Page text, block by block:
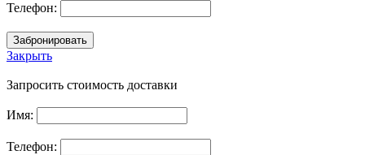
Телефон:
Закрыть
Запросить стоимость доставки
Имя:
Телефон: